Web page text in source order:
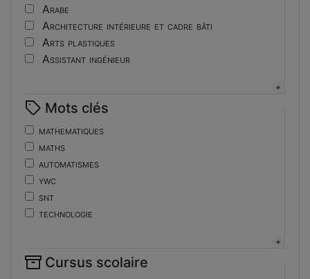
Arabe
Architecture intérieure et cadre bâti
Arts plastiques
Assistant ingénieur
Boulangerie
Braille
Bureautique
Céramique industrielle
Chinois
Cinéma et photographie
Coiffure
Construction et réparation en carrosserie
Mots clés
mathematiques
maths
automatismes
ywc
snt
technologie
fonctions-lp
Cursus scolaire